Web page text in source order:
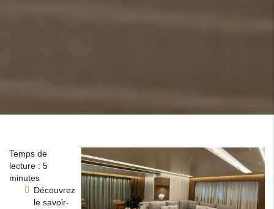
Temps de
lecture : 5
minutes
Découvrez
le savoir-